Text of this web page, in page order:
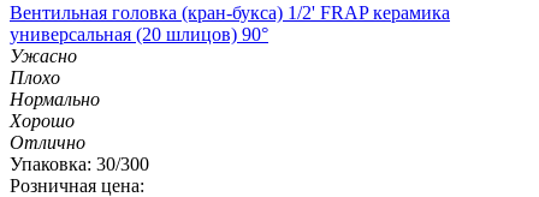
Вентильная головка (кран-букса) 1/2' FRAP керамика
универсальная (20 шлицов) 90°
Ужасно
Плохо
Нормально
Хорошо
Отлично
Упаковка: 30/300
Розничная цена: